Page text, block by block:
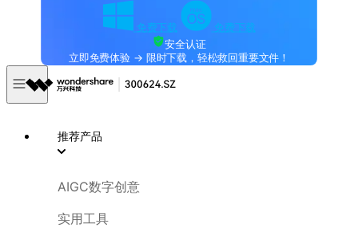
免费下载
免费下载
安全认证
立即免费体验 → 限时下载，轻松救回重要文件！
推荐产品
AIGC数字创意
实用工具